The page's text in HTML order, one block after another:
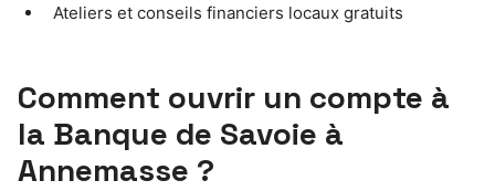
Ateliers et conseils financiers locaux gratuits
Comment ouvrir un compte à
la Banque de Savoie à
Annemasse ?